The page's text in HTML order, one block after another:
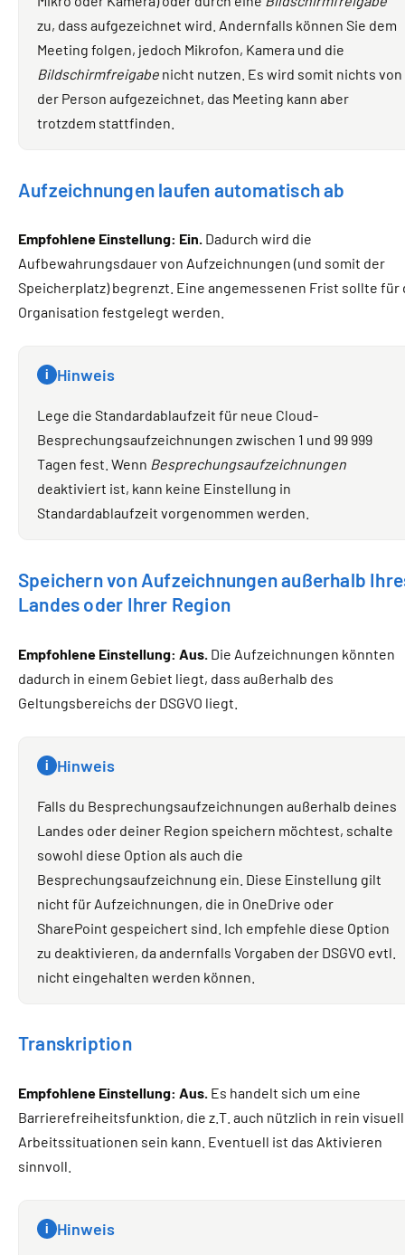
zu, dass aufgezeichnet wird. Andernfalls können Sie dem
Meeting folgen, jedoch Mikrofon, Kamera und die
Bildschirmfreigabe nicht nutzen. Es wird somit nichts von
der Person aufgezeichnet, das Meeting kann aber
trotzdem stattfinden.
Aufzeichnungen laufen automatisch ab
Empfohlene Einstellung: Ein. Dadurch wird die
Aufbewahrungsdauer von Aufzeichnungen (und somit der
Speicherplatz) begrenzt. Eine angemessenen Frist sollte für
Organisation festgelegt werden.
i Hinweis
Lege die Standardablaufzeit für neue Cloud-
Besprechungsaufzeichnungen zwischen 1 und 99 999
Tagen fest. Wenn Besprechungsaufzeichnungen
deaktiviert ist, kann keine Einstellung in
Standardablaufzeit vorgenommen werden.
Speichern von Aufzeichnungen außerhalb
Landes oder Ihrer Region
Empfohlene Einstellung: Aus. Die Aufzeichnungen könnten
dadurch in einem Gebiet liegt, dass außerhalb des
Geltungsbereichs der DSGVO liegt.
i Hinweis
Falls du Besprechungsaufzeichnungen außerhalb deines
Landes oder deiner Region speichern möchtest, schalte
sowohl diese Option als auch die
Besprechungsaufzeichnung ein. Diese Einstellung gilt
nicht für Aufzeichnungen, die in OneDrive oder
SharePoint gespeichert sind. Ich empfehle diese Option
zu deaktivieren, da andernfalls Vorgaben der DSGVO evtl.
nicht eingehalten werden können.
Transkription
Empfohlene Einstellung: Aus. Es handelt sich um eine
Barrierefreiheitsfunktion, die z.T. auch nützlich in rein
Arbeitssituationen sein kann. Eventuell ist das Aktivieren
sinnvoll.
i Hinweis